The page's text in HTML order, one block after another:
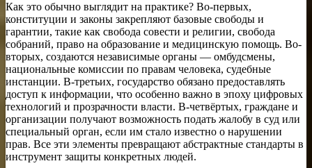
Как это обычно выглядит на практике? Во-первых,
конституции и законы закрепляют базовые свободы и
гарантии, такие как свобода совести и религии, свобода
собраний, право на образование и медицинскую помощь. Во-
вторых, создаются независимые органы — омбудсмены,
национальные комиссии по правам человека, судебные
инстанции. В-третьих, государство обязано предоставлять
доступ к информации, что особенно важно в эпоху цифровых
технологий и прозрачности власти. В-четвёртых, граждане и
организации получают возможность подать жалобу в суд или
специальный орган, если им стало известно о нарушении
прав. Все эти элементы превращают абстрактные стандарты в
инструмент защиты конкретных людей.